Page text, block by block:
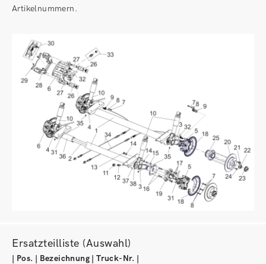
Artikelnummern.
Ersatzteilliste (Auswahl)
| Pos. | Bezeichnung | Truck-Nr. |